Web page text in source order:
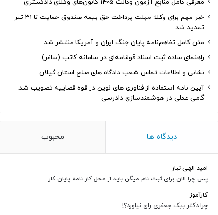
معرفی کامل منابع آزمون وکالت 1405 کانون‌های وکلای دادگستری
خبر مهم برای وکلا: مهلت پرداخت حق بیمه صندوق حمایت تا ۳۱ تیر
تمدید شد.
متن کامل تفاهم‌نامه پایان جنگ ایران و آمریکا منتشر شد.
راهنمای ساده ثبت اسناد قولنامه‌ای در سامانه کاتب (ساغر)
نشانی و اطلاعات تماس شعب دادگاه های صلح استان گیلان
آیین نامه استفاده از فناوری های نوین در قوه قضاییه تصویب شد:
گامی عملی در هوشمندسازی دادرسی
دیدگاه ها محبوب
امید الهی تبار
پس چرا الان برای ثبت نام میگن باید از محل کار نامه پایان کار...
کارآموز
چرا دکتر بابک جعفری رای نیاورد؟!...